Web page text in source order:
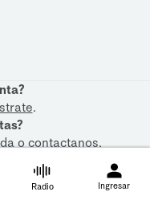
.
ocontactanos.
Radio Ingresar